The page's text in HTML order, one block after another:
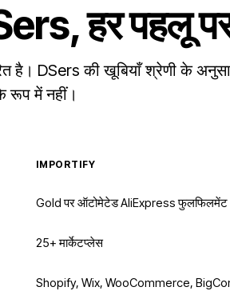
हर पहलू
है। DSers की खूबियाँ श्रेणी के
रूप में नहीं।
IMPORTIFY
Gold पर ऑटोमेटेड AliExpress फुलफिलमेंट
25+ मार्केटप्लेस
Shopify, Wix, WooCommerce,